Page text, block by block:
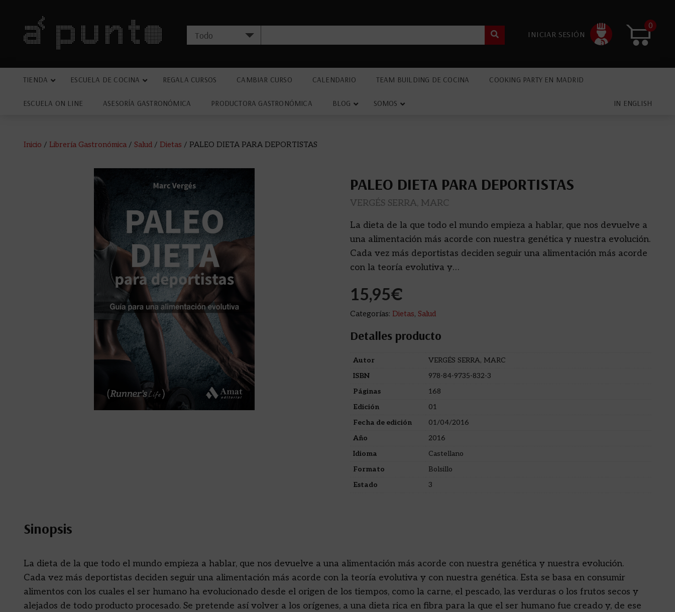
INICIAR SESIÓN
0
TIENDA ESCUELA DE COCINA REGALA CURSOS CAMBIAR CURSO CALENDARIO TEAM BUILDING DE COCINA COOKING PARTY EN MADRID
ESCUELA ON LINE ASESORÍA GASTRONÓMICA PRODUCTORA GASTRONÓMICA BLOG SOMOS IN ENGLISH
Inicio / Librería Gastronómica / Salud / Dietas / PALEO DIETA PARA DEPORTISTAS
PALEO DIETA PARA DEPORTISTAS
VERGÉS SERRA, MARC
La dieta de la que todo el mundo empieza a hablar, que nos devuelve a
una alimentación más acorde con nuestra genética y nuestra evolución.
Cada vez más deportistas deciden seguir una alimentación más acorde
con la teoría evolutiva y…
15,95€
Categorías: Dietas, Salud
Detalles producto
Autor
VERGÉS SERRA, MARC
ISBN
978-84-9735-832-3
Páginas
168
Edición
01
Fecha de edición
01/04/2016
Año
2016
Idioma
Castellano
Formato
Bolsillo
Estado
3
Sinopsis
La dieta de la que todo el mundo empieza a hablar, que nos devuelve a una alimentación más acorde con nuestra genética y nuestra evolución.
Cada vez más deportistas deciden seguir una alimentación más acorde con la teoría evolutiva y con nuestra genética. Esta se basa en consumir
alimentos con los cuales el ser humano ha evolucionado desde el origen de los tiempos, como la carne, el pescado, las verduras o los frutos secos y
alejados de todo producto procesado. Se pretende así volver a los orígenes, a una dieta rica en fibra para la que el ser humano fue creado y, de ese